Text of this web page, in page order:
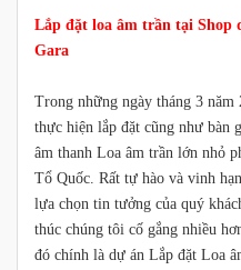
Lắp đặt loa âm trần tại Shop
Gara
Trong những ngày tháng 3
thực hiện lắp đặt cũng như bàn
âm thanh Loa âm trần lớn nhỏ
Tổ Quốc. Rất tự hào và vinh
lựa chọn tin tưởng của quý
thúc chúng tôi cố gắng nhiều
đó chính là dự án Lắp đặt Loa